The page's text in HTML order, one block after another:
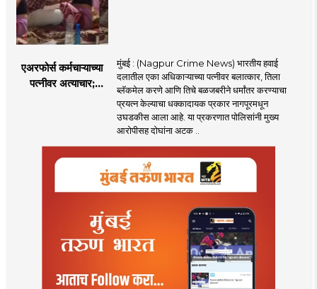
एअरफोर्स कर्मचाऱ्याच्या
पत्नीवर अत्याचार;
मुंबई : (Nagpur Crime News) भारतीय हवाई
दलातील एका अधिकाऱ्याच्या पत्नीवर बलात्कार, तिला
ब्लॅकमेल करणे आणि तिचे बळजबरीने धर्मांतर करण्याचा
प्रयत्न केल्याचा धक्कादायक प्रकार नागपूरमधून
उघडकीस आला आहे. या प्रकरणात पोलिसांनी मुख्य
आरोपीसह दोघांना अटक ..